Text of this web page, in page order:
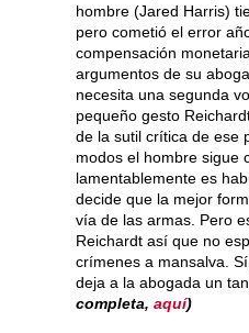
hombre (Jared Harris)
pero cometió el error
compensación
argumentos de su
necesita una segunda
pequeño gesto
de la sutil crítica de ese
modos el hombre sigue
lamentablemente es
decide que la mejor
vía de las armas. Pero
Reichardt así que no
crímenes a mansalva.
deja a la abogada un
completa, aquí)